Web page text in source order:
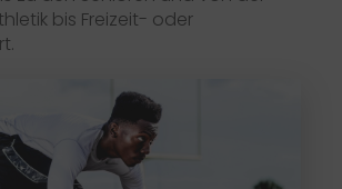
bis Freizeit- oder